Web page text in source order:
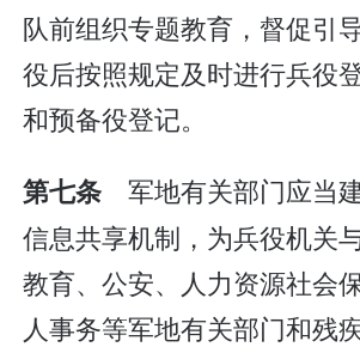
队前组织专题教育，督促引
役后按照规定及时进行兵役
和预备役登记。
第七条军地有关部门应当
信息共享机制，为兵役机关
教育、公安、人力资源社会
人事务等军地有关部门和残